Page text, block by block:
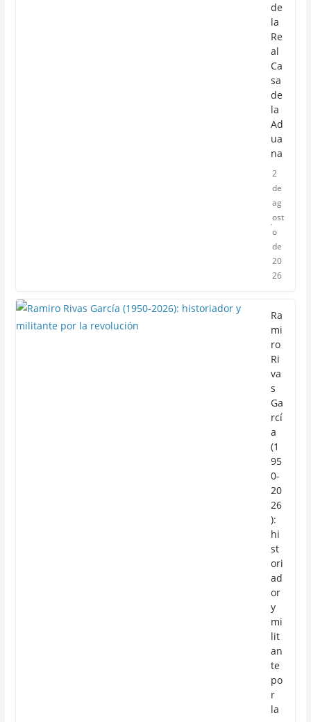
de
la
Re
al
Ca
sa
de
la
Ad
ua
na
2
de
ag
ost
o
de
20
26
Ra
mi
ro
Ri
va
s
Ga
rcí
a
(1
95
0-
20
26
):
hi
st
ori
ad
or
y
mi
lit
an
te
po
r
la